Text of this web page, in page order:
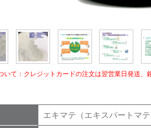
いて：クレジットカードの注文は翌営業日発送、
エキマテ（エキスパートマテ